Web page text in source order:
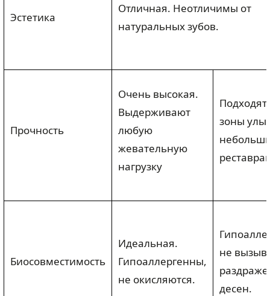
Эстетика
Отличная. Неотличимы от
натуральных зубов.
Прочность
Очень высокая.
Выдерживают
любую
жевательную
нагрузку
Подходят
зоны
Биосовместимость
Идеальная.
Гипоаллергенны,
не окисляются.
не
десен.